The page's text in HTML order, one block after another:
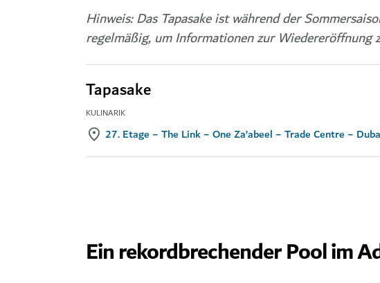
Hinweis: Das Tapasake ist während der
regelmäßig, um Informationen zur Wiedereröffnung
Tapasake
KULINARIK
27. Etage − The Link − One Za’abeel − Trade Centre −
Ein rekordbrechender Pool im